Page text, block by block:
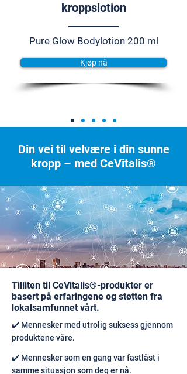
kroppslotion
Pure Glow Bodylotion 200 ml
Kjøp nå
Din vei til velvære i din sunne
kropp – med CeVitalis®
Tilliten til CeVitalis®-produkter er
basert på erfaringene og støtten fra
lokalsamfunnet vårt.
✔️ Mennesker med utrolig suksess gjennom
produktene våre.
✔️ Mennesker som en gang var fastlåst i
samme situasjon som deg er nå.